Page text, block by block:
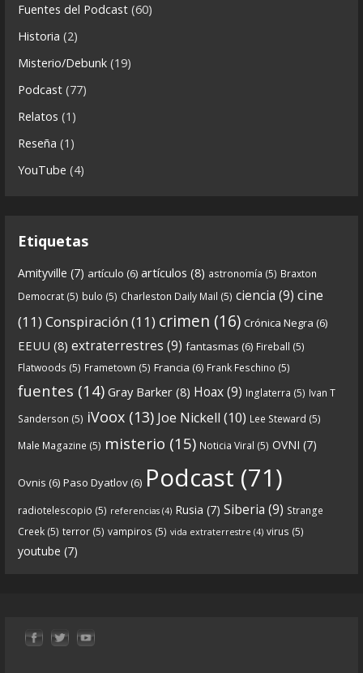
Crónicas de Nantucket
https://www.ivoox.com/cdn-6x06-8211-qanon-
parte-2-la-forja-audios-mp3_rf_67540152_1.html
Continuamos el especial Qanon con esta segunda
6 0 View on facebook
Crónicas de Nantucket
Descargar
https://www.ivoox.com/cdn-6x05-8211-qanon-
parte-1-origenes-audios-mp3_rf_67157433_1.html
Tras una exhaustiva investigación en los orígenes
y desarrollo de Qanon, la madre de todas las
more
c
a
s
Fuentes del Podcast (60)
Historia (2)
Misterio/Debunk (19)
Podcast (77)
Relatos (1)
Reseña (1)
YouTube (4)
Etiquetas
Amityville (7) artículo (6) artículos (8) astronomía (5) Braxton
Democrat (5) bulo (5) Charleston Daily Mail (5) ciencia (9) cine
(11) Conspiración (11) crimen (16) Crónica Negra (6)
EEUU (8) extraterrestres (9) fantasmas (6) Fireball (5)
Flatwoods (5) Frametown (5) Francia (6) Frank Feschino (5)
fuentes (14) Gray Barker (8) Hoax(9) Inglaterra (5) Ivan T
Sanderson (5) iVoox (13) Joe Nickell (10) Lee Steward (5)
Male Magazine (5) misterio (15) Noticia Viral (5) OVNI (7)
Ovnis (6) Paso Dyatlov (6) Podcast (71)
radiotelescopio (5) referencias (4) Rusia (7) Siberia (9) Strange
Creek (5) terror (5) vampiros (5) vida extraterrestre (4) virus (5)
youtube (7)